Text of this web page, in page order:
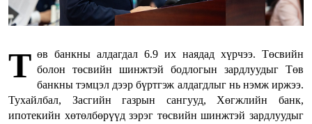
Т өв банкны алдагдал 6.9 их наядад хүрчээ. Төсвийн
болон төсвийн шинжтэй бодлогын зардлуудыг Төв
банкны тэмцэл дээр бүртгэж алдагдлыг нь нэмж иржээ.
Тухайлбал, Засгийн газрын сангууд, Хөгжлийн банк,
ипотекийн хөтөлбөрүүд зэрэг төсвийн шинжтэй зардлуудыг